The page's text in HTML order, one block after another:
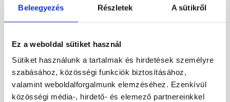
Beleegyezés Részletek A sütikről
Ez a weboldal sütiket használ
Sütiket használunk a tartalmak és hirdetések személyre
szabásához, közösségi funkciók biztosításához,
valamint weboldalforgalmunk elemzéséhez. Ezenkívül
közösségi média-, hirdető- és elemező partnereinkkel
falazóelem natúr,
3 700 Ft/ db
Megnézem
finomszórt szürke 40x40x4
4 930 Ft/ db
Megnézem